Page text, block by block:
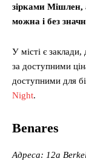
зірками
можна і без
У місті є
за доступними
доступними для
Night.
Benares
Адреса: 12a